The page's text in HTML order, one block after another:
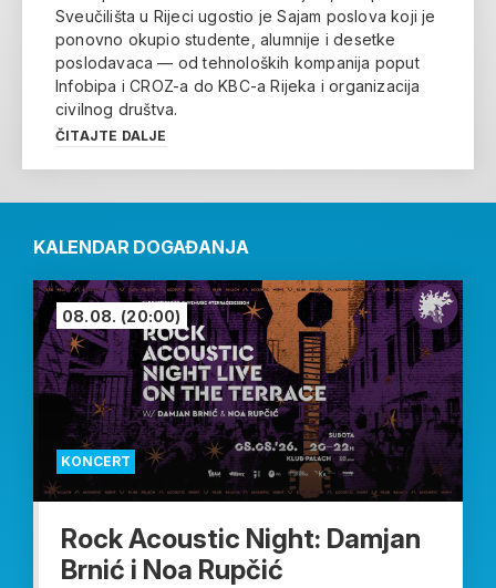
Sveučilišta u Rijeci ugostio je Sajam poslova koji je
ponovno okupio studente, alumnije i desetke
poslodavaca — od tehnoloških kompanija poput
Infobipa i CROZ-a do KBC-a Rijeka i organizacija
civilnog društva.
ČITAJTE DALJE
KALENDAR DOGAĐANJA
KONCERT
08.08. (20:00)
Rock Acoustic Night: Damjan
Brnić i Noa Rupčić